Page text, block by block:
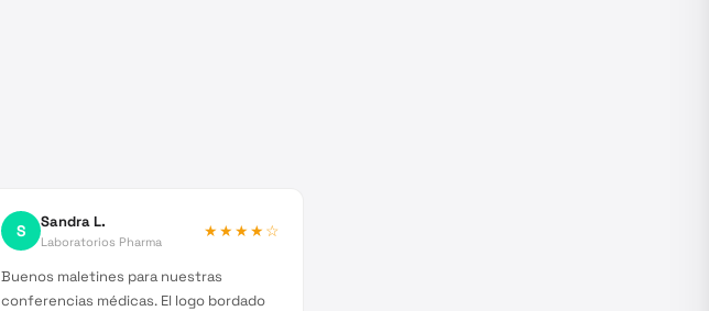
S Sandra L.
Laboratorios Pharma
★★★★☆
Buenos maletines para nuestras
conferencias médicas. El logo bordado